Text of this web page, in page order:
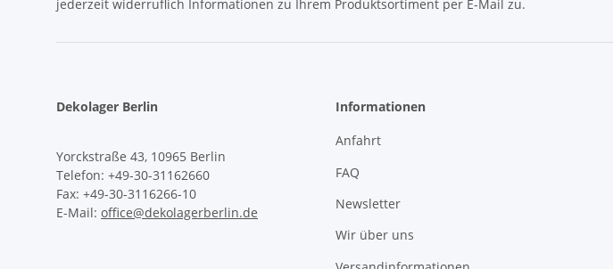
jederzeit widerruflich Informationen zu Ihrem Produktsortiment per E-Mail zu.
Dekolager Berlin
Yorckstraße 43, 10965 Berlin
Telefon: +49-30-31162660
Fax: +49-30-3116266-10
E-Mail: office@dekolagerberlin.de
Informationen
Anfahrt
FAQ
Newsletter
Wir über uns